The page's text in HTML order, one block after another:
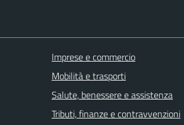
Imprese e commercio
Mobilità e trasporti
Salute, benessere e assistenza
Tributi, finanze e contravvenzioni